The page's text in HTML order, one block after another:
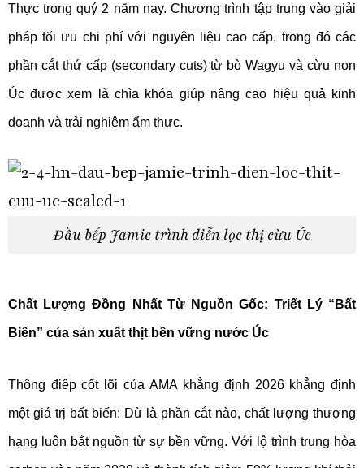
Thực trong quý 2 năm nay. Chương trình tập trung vào giải
pháp tối ưu chi phí với nguyên liệu cao cấp, trong đó các
phần cắt thứ cấp (secondary cuts) từ bò Wagyu và cừu non
Úc được xem là chìa khóa giúp nâng cao hiệu quả kinh
doanh và trải nghiệm ẩm thực.
Đầu bếp Jamie trình diễn lọc thị cừu Úc
Chất Lượng Đồng Nhất Từ Nguồn Gốc: Triết Lý “Bất
Biến” của sản xuất thịt bền vững nước Úc
Thông điêp cốt lõi của AMA khẳng định 2026 khẳng định
một giá trị bất biến: Dù là phần cắt nào, chất lượng thượng
hạng luôn bắt nguồn từ sự bền vững. Với lộ trình trung hòa